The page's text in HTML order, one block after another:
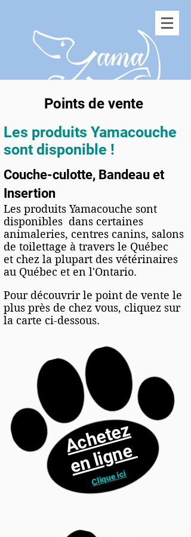
Points de vente
Les produits Yamacouche
sont disponible !
Couche-culotte, Bandeau et
Insertion
Les produits Yamacouche sont
disponibles dans certaines
animaleries, centres canins, salons
de toilettage à travers le Québec
et chez la plupart des vétérinaires
au Québec et en l'Ontario.
Pour découvrir le point de vente le
plus près de chez vous, cliquez sur
la carte ci-dessous.
Achetez
en ligne
Clique ici